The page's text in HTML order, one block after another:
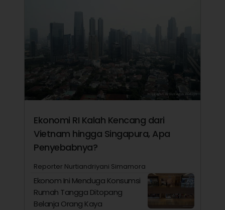
Ekonomi RI Kalah Kencang dari
Vietnam hingga Singapura, Apa
Penyebabnya?
Reporter Nurtiandriyani Simamora
Ekonom Ini Menduga Konsumsi
Rumah Tangga Ditopang
Belanja Orang Kaya